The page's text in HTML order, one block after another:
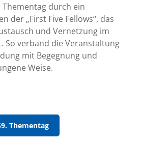
durch ein
der „First Five Fellows“, das
und Vernetzung im
So verband die Veranstaltung
mit Begegnung und
Weise.
Thementag